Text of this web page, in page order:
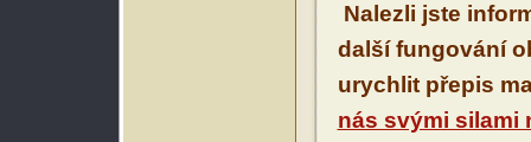
Nalezli jste
další fungování
urychlit přepis
nás svými silami